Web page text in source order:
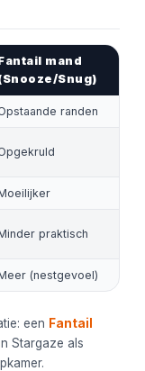
mand
Snug)
randen
praktisch
(nestgevoel)
een Fantail
Stargaze als